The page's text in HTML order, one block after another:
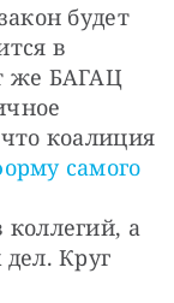
будет
в
же БАГАЦ
коалиция
самого
коллегий, а
Круг